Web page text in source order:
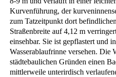
Kurvenführung, der
zum Tatzeitpunkt dort
Straßenbreite auf 4,12 m
einsehbar. Sie ist gepflastert und
Wasserablaufrinne versehen. Die
städtebaulichen Gründen einen
mittlerweile unterirdisch